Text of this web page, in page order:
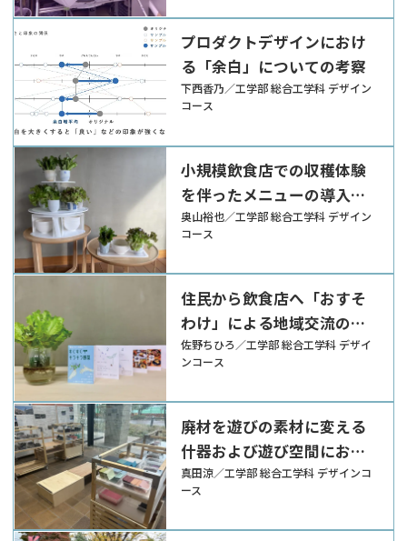
プロダクトデザインにおけ
る「余白」についての考察
下西香乃／工学部 総合工学科 デザイン
コース
小規模飲食店での収穫体験
を伴ったメニューの導入を
可能にするシステムと什器
の提案
奥山裕也／工学部 総合工学科 デザイン
コース
住民から飲食店へ「おすそ
わけ」による地域交流の促
進
佐野ちひろ／工学部 総合工学科 デザイ
ンコース
廃材を遊びの素材に変える
什器および遊び空間におけ
る展開の提案
真田涼／工学部 総合工学科 デザインコ
ース